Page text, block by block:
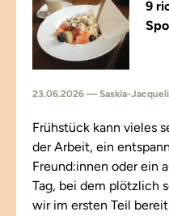
9
23.06.2026 — Saskia-
Frühstück kann vieles
der Arbeit, ein
Freund:innen oder ein
Tag, bei dem plötzlich
wir im ersten Teil